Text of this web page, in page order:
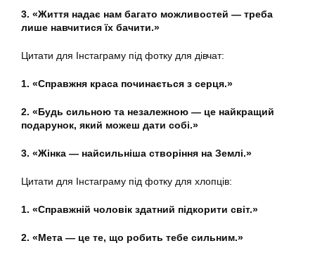
3. «Життя надає нам багато можливостей — треба
лише навчитися їх бачити.»
Цитати для Інстаграму під фотку для дівчат:
1. «Справжня краса починається з серця.»
2. «Будь сильною та незалежною — це найкращий
подарунок, який можеш дати собі.»
3. «Жінка — найсильніша створіння на Землі.»
Цитати для Інстаграму під фотку для хлопців:
1. «Справжній чоловік здатний підкорити світ.»
2. «Мета — це те, що робить тебе сильним.»